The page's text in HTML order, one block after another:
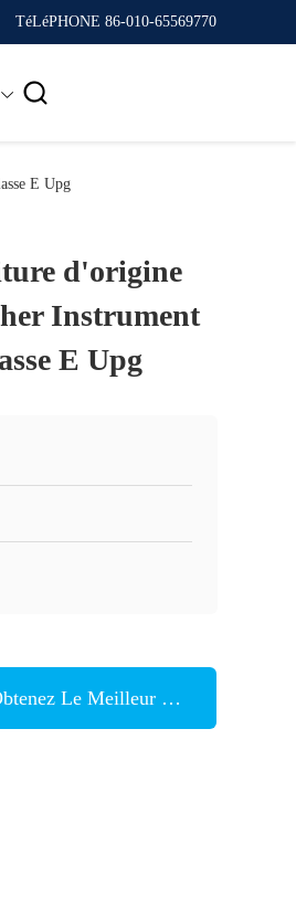
TéLéPHONE 86-010-65569770

E Upg
d'origine
Instrument
E Upg
Le Meilleur Prix